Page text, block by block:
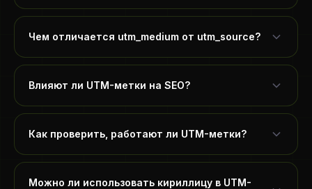
Чем отличается utm_medium от utm_source?
Влияют ли UTM-метки на SEO?
Как проверить, работают ли UTM-метки?
Можно ли использовать кириллицу в UTM-